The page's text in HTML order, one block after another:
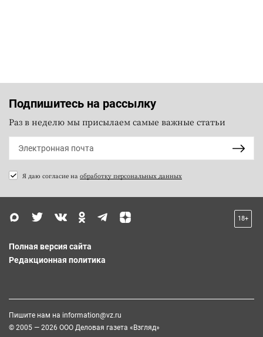
Подпишитесь на рассылку
Раз в неделю мы присылаем самые важные статьи
Я даю согласие на обработку персональных данных
18+
Полная версия сайта
Редакционная политика
Пишите нам на information@vz.ru
© 2005 — 2026 ООО Деловая газета «Взгляд»